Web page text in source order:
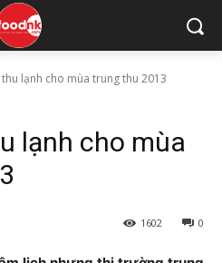
lạnh cho mùa trung thu 2013
lạnh cho mùa
0
1602